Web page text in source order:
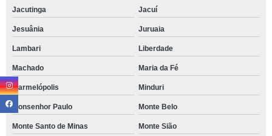
Jacutinga Jacuí
Jesuânia Juruaia
Lambari Liberdade
Machado Maria da Fé
Marmelópolis Minduri
Monsenhor Paulo Monte Belo
Monte Santo de Minas Monte Sião